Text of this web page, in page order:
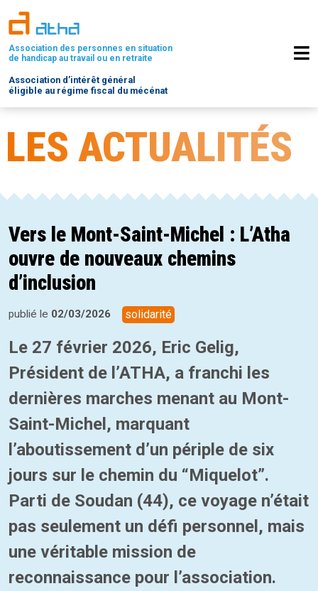
Association des personnes en situation
de handicap au travail ou en retraite
Association d’intérêt général
éligible au régime fiscal du mécénat
LES ACTUALITÉS
Vers le Mont-Saint-Michel : L’Atha
ouvre de nouveaux chemins
d’inclusion
publié le 02/03/2026 solidarité
Le 27 février 2026, Eric Gelig,
Président de l’ATHA, a franchi les
dernières marches menant au Mont-
Saint-Michel, marquant
l’aboutissement d’un périple de six
jours sur le chemin du “Miquelot”.
Parti de Soudan (44), ce voyage n’était
pas seulement un défi personnel, mais
une véritable mission de
reconnaissance pour l’association.